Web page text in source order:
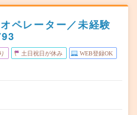
ペレーター／未経験
土日祝日が休み WEB登録OK